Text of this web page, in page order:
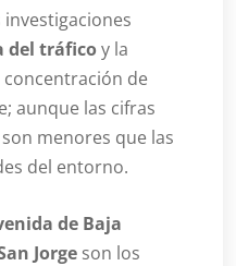
investigaciones
del tráficoy la
de
aunque las cifras
menores que las
del entorno.
de Baja
Jorge son los